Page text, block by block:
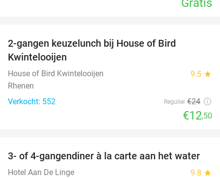
Gratis
2-gangen keuzelunch bij House of Bird
Kwintelooijen
House of Bird Kwintelooijen 9.5 star
Rhenen
Verkocht: 552
Regulier €24
€12,50
39%
3- of 4-gangendiner à la carte aan het water
Hotel Aan De Linge 9.8 star